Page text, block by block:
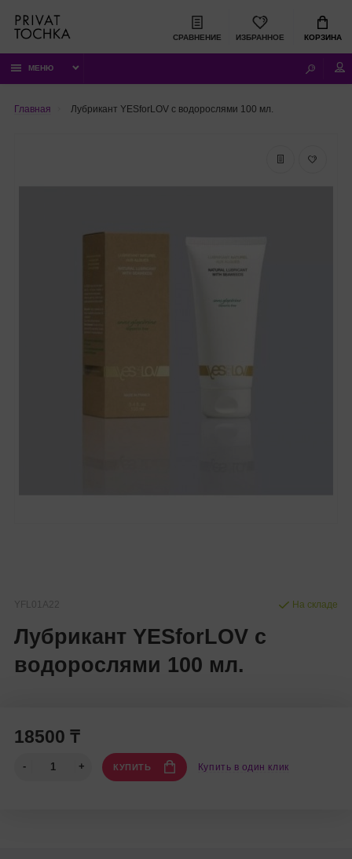
СРАВНЕНИЕ ИЗБРАННОЕ КОРЗИНА
МЕНЮ
Главная Лубрикант YESforLOV с водорослями 100 мл.
Лубрикант YESforLOV с
водорослями 100 мл.
На складе
18500 ₸
КУПИТЬ Купить в один клик